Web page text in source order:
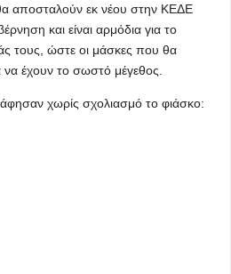
αποσταλούν εκ νέου στην ΚΕΔΕ
και είναι αρμόδια για το
τους, ώστε οι μάσκες που θα
να έχουν το σωστό μέγεθος.
άφησαν χωρίς σχολιασμό το φιάσκο: